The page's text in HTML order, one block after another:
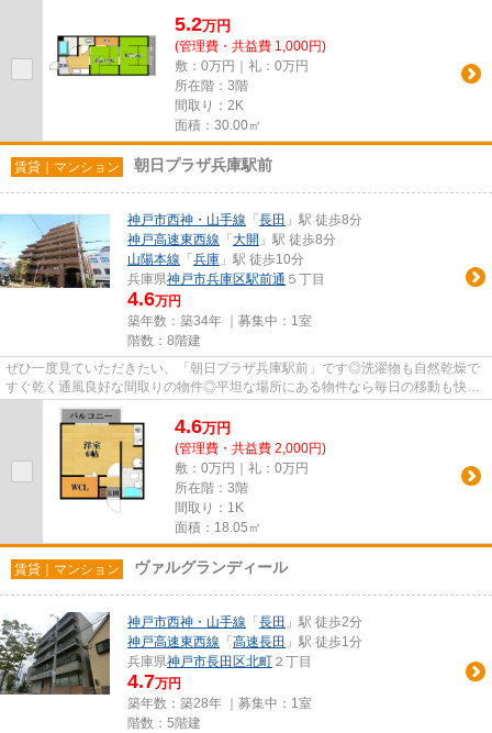
5.2万円
(管理費・共益費 1,000円)
敷：0万円｜礼：0万円
所在階：3階
間取り：2K
面積：30.00㎡
賃貸｜マンション 朝日プラザ兵庫駅前
神戸市西神・山手線 「 長田 」駅 徒歩8分
神戸高速東西線 「 大開 」駅 徒歩8分
山陽本線 「 兵庫 」駅 徒歩10分
兵庫県神戸市兵庫区駅前通 ５丁目
4.6万円
築年数：築34年 ｜募集中： 1室
階数：8階建
ぜひ一度見ていただきたい、「朝日プラザ兵庫駅前」です◎洗濯物も自然乾燥で
すぐ乾く通風良好な間取りの物件◎平坦な場所にある物件なら毎日の移動も快適
です◎近くに2駅ある、アクセス...
4.6万円
(管理費・共益費 2,000円)
敷：0万円｜礼：0万円
所在階：3階
間取り：1K
面積：18.05㎡
賃貸｜マンション ヴァルグランディール
神戸市西神・山手線 「 長田 」駅 徒歩2分
神戸高速東西線 「 高速長田 」駅 徒歩1分
兵庫県神戸市長田区北町 ２丁目
4.7万円
築年数：築28年 ｜募集中： 1室
階数：5階建